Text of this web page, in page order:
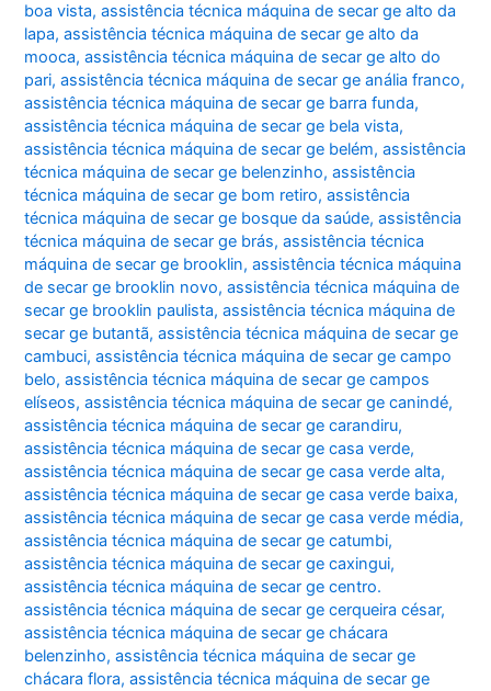
boa vista,assistência técnica máquina de secar ge alto da
lapa,assistência técnica máquina de secar ge alto da
mooca,assistência técnica máquina de secar ge alto do
pari,assistência técnica máquina de secar ge anália franco,
assistência técnica máquina de secar ge barra funda,
assistência técnica máquina de secar ge bela vista,
assistência técnica máquina de secar ge belém,assistência
técnica máquina de secar ge belenzinho,assistência
técnica máquina de secar ge bom retiro,assistência
técnica máquina de secar ge bosque da saúde,assistência
técnica máquina de secar ge brás,assistência técnica
máquina de secar ge brooklin,assistência técnica máquina
de secar ge brooklin novo,assistência técnica máquina de
secar ge brooklin paulista,assistência técnica máquina de
secar ge butantã,assistência técnica máquina de secar ge
cambuci,assistência técnica máquina de secar ge campo
belo,assistência técnica máquina de secar ge campos
elíseos,assistência técnica máquina de secar ge canindé,
assistência técnica máquina de secar ge carandiru,
assistência técnica máquina de secar ge casa verde,
assistência técnica máquina de secar ge casa verde alta,
assistência técnica máquina de secar ge casa verde baixa,
assistência técnica máquina de secar ge casa verde média,
assistência técnica máquina de secar ge catumbi,
assistência técnica máquina de secar ge caxingui,
assistência técnica máquina de secar ge centro.
assistência técnica máquina de secar ge cerqueira césar,
assistência técnica máquina de secar ge chácara
belenzinho,assistência técnica máquina de secar ge
chácara flora,assistência técnica máquina de secar ge